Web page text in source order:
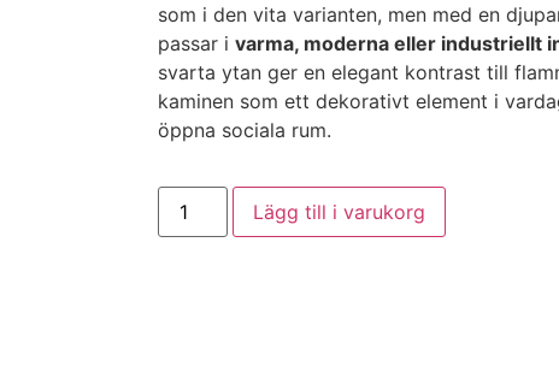
som i den vita varianten, men med en
passar i varma, moderna eller industriellt
svarta ytan ger en elegant kontrast till
kaminen som ett dekorativt element i
öppna sociala rum.
Lägg till i varukorg